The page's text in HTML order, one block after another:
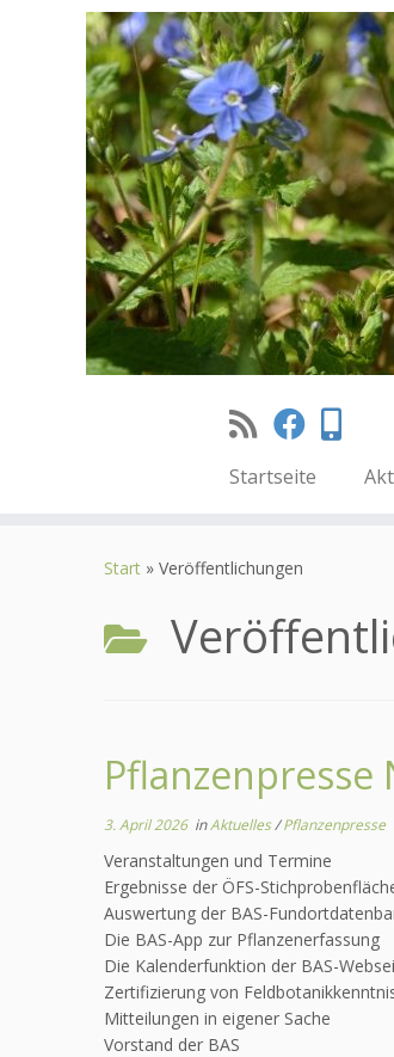
Startseite
Start » Veröffentlichungen
Pflanzenpresse
3. April 2026inAktuelles/Pflanzenpresse
Veranstaltungen und Termine
Ergebnisse der ÖFS-
Auswertung der BAS-
Die BAS-App zur Pflanzenerfassung
Die Kalenderfunktion der BAS-
Zertifizierung von
Mitteilungen in eigener Sache
Vorstand der BAS